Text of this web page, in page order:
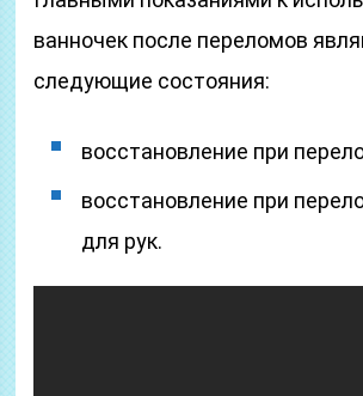
ванночек после переломов
следующие состояния:
восстановление при
восстановление при
для рук.